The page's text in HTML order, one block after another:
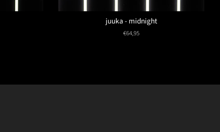
juuka - midnight
Normaler
€64,95